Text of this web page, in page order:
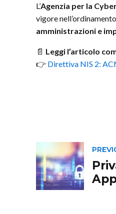
L’Agenzia per la
vigore
amministrazioni e
📄 Leggi l’articolo
👉 Direttiva NIS 2: